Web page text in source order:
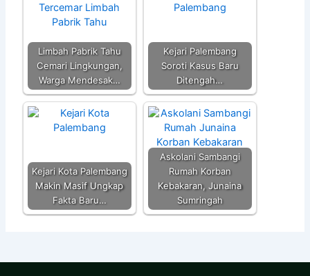
Limbah Pabrik Tahu
Cemari Lingkungan,
Warga Mendesak…
Kejari Palembang
Soroti Kasus Baru
Ditengah…
Kejari Kota Palembang
Makin Masif Ungkap
Fakta Baru…
Askolani Sambangi
Rumah Korban
Kebakaran, Junaina
Sumringah